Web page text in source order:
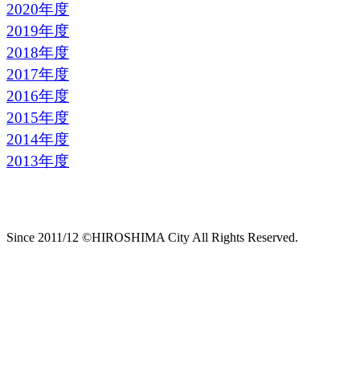
2020年度
2019年度
2018年度
2017年度
2016年度
2015年度
2014年度
2013年度
Since 2011/12 ©HIROSHIMA City All Rights Reserved.